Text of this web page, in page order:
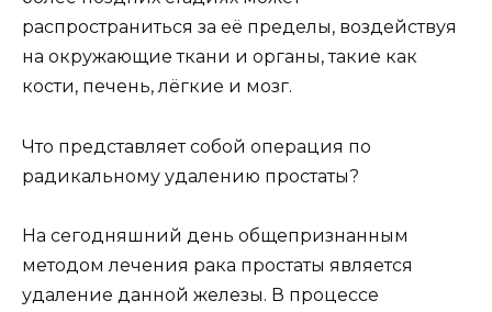
распространиться за её пределы, воздействуя
на окружающие ткани и органы, такие как
кости, печень, лёгкие и мозг.
Что представляет собой операция по
радикальному удалению простаты?
На сегодняшний день общепризнанным
методом лечения рака простаты является
удаление данной железы. В процессе